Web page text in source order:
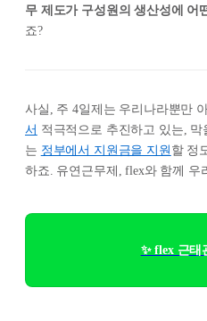
무 제도가 구성원의 생산성에 어
죠?
사실, 주 4일제는 우리나라뿐만
서 적극적으로 추진하고 있는,
는 정부에서 지원금을 지원 할 정
하죠. 유연근무제, flex와 함께 우
✨ flex 근태